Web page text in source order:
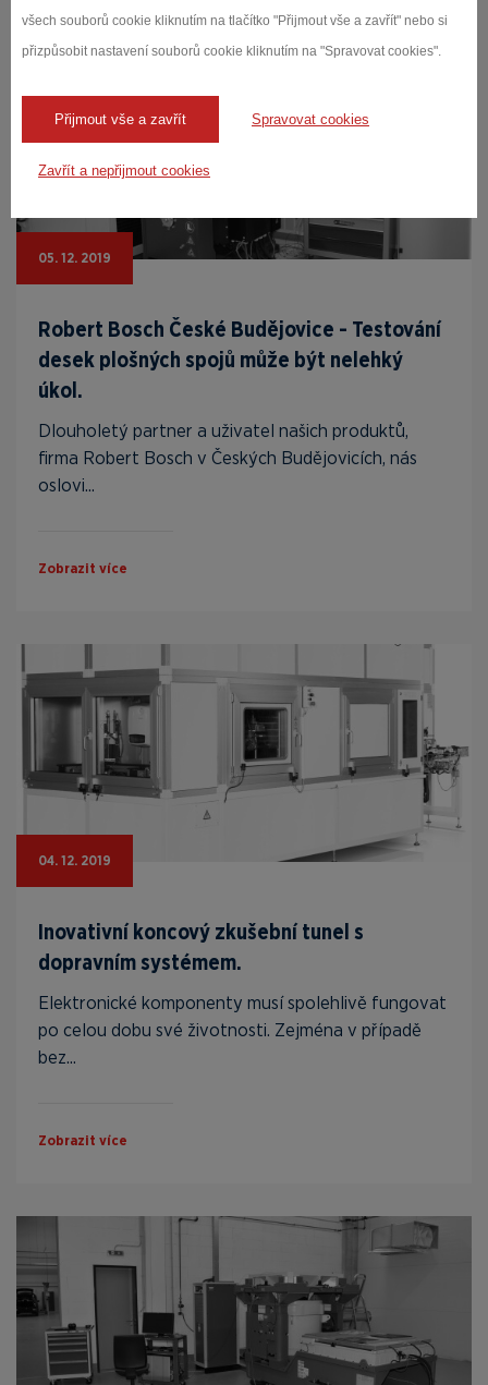
všech souborů cookie kliknutím na tlačítko "Přijmout vše a zavřít" nebo si
přizpůsobit nastavení souborů cookie kliknutím na "Spravovat cookies".
Přijmout vše a zavřít Spravovat cookies
Zavřít a nepřijmout cookies
05. 12. 2019
Robert Bosch České Budějovice - Testování
desek plošných spojů může být nelehký
úkol.
Dlouholetý partner a uživatel našich produktů,
firma Robert Bosch v Českých Budějovicích, nás
oslovi...
Zobrazit více
04. 12. 2019
Inovativní koncový zkušební tunel s
dopravním systémem.
Elektronické komponenty musí spolehlivě fungovat
po celou dobu své životnosti. Zejména v případě
bez...
Zobrazit více